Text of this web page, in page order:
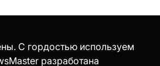
С гордостью используем
разработана